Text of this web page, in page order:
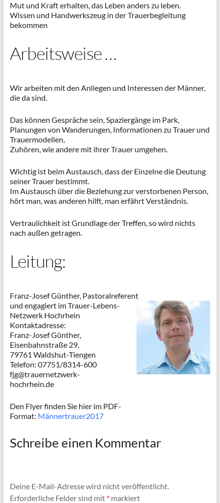
Mut und Kraft erhalten, das Leben anders zu leben.
Wissen und Handwerkszeug in der Trauerbegleitung
bekommen
Arbeitsweise …
Wir arbeiten mit den Anliegen und Interessen der Männer,
die da sind.
Das können Gespräche sein, Spaziergänge im Park,
Planungen von Wanderungen, Informationen zu Trauer und
Trauermodellen,
Zuhören, wie andere mit ihrer Trauer umgehen.
Wichtig ist beim Austausch, dass der Einzelne die Deutung
seiner Trauer bestimmt.
Im Austausch über die Beziehung zur verstorbenen Person,
hört man, was anderen hilft, man erfährt Verständnis.
Vertraulichkeit ist Grundlage der Treffen, so wird nichts
nach außen getragen.
Leitung:
Franz-Josef Günther, Pastoralreferent
und engagiert im Trauer-Lebens-
Netzwerk Hochrhein
Kontaktadresse:
Franz-Josef Günther,
Eisenbahnstraße 29,
79761 Waldshut-Tiengen
Telefon: 07751/8314-600
fjg@trauernetzwerk-
hochrhein.de
Den Flyer finden Sie hier im PDF-
Format: Männertrauer2017
Schreibe einen Kommentar
Deine E-Mail-Adresse wird nicht veröffentlicht.
Erforderliche Felder sind mit *markiert